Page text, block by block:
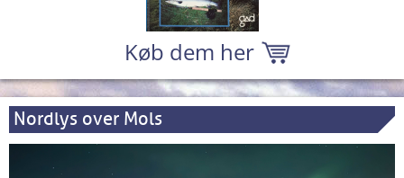
Køb dem her
Nordlys over Mols